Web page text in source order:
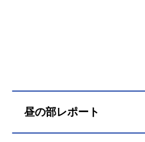
昼の部レポート